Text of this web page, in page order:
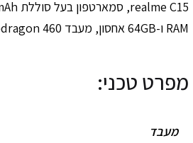
RAM ו-64GB אחסון, מעבד Snapdragon 460.
מפרט טכני:
מעבד